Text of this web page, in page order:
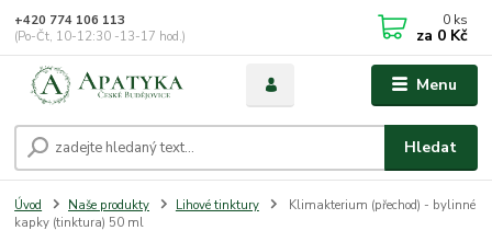
Menu
Hledat
+420 774 106 113
(Po-Čt, 10-12:30 -13-17 hod.)
0 ks
za 0 Kč
Úvod Naše produkty Lihové tinktury
Klimakterium (přechod) - bylinné
kapky (tinktura) 50 ml